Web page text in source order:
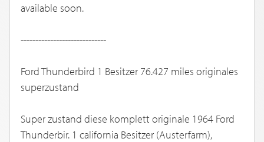
available soon.
-----------------------------
Ford Thunderbird 1 Besitzer 76.427 miles originales
superzustand
Super zustand diese komplett originale 1964 Ford
Thunderbir. 1 california Besitzer (Austerfarm),